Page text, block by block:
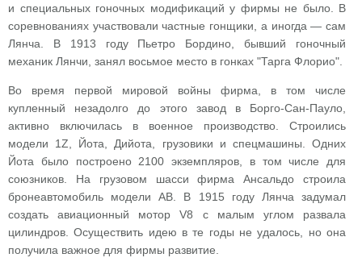
и специальных гоночных модификаций у фирмы не было. В
соревнованиях участвовали частные гонщики, а иногда — сам
Лянча. В 1913 году Пьетро Бордино, бывший гоночный
механик Лянчи, занял восьмое место в гонках "Тарга Флорио".
Во время первой мировой войны фирма, в том числе
купленный незадолго до этого завод в Борго-Сан-Пауло,
активно включилась в военное производство. Строились
модели 1Z, Йота, Дийота, грузовики и спецмашины. Одних
Йота было построено 2100 экземпляров, в том числе для
союзников. На грузовом шасси фирма Ансальдо строила
бронеавтомобиль модели АВ. В 1915 году Лянча задумал
создать авиационный мотор V8 с малым углом развала
цилиндров. Осуществить идею в те годы не удалось, но она
получила важное для фирмы развитие.